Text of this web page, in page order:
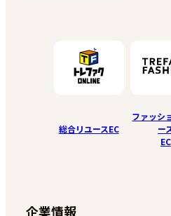
総合リユースEC
ファッシ
ー
EC
企業情報